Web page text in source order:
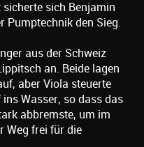
sicherte sich Benjamin
Pumptechnik den Sieg.
aus der Schweiz
an. Beide lagen
aber Viola steuerte
Wasser, so dass das
abbremste, um im
Weg frei für die